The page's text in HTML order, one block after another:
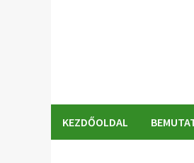
KEZDŐOLDAL